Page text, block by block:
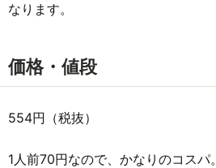
なります。
価格・値段
554円（税抜）
1人前70円なので、かなりのコスパ。